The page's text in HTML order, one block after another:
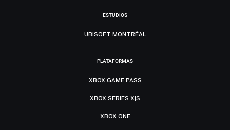
ESTUDIOS
UBISOFT MONTRÉAL
PLATAFORMAS
XBOX GAME PASS
XBOX SERIES X|S
XBOX ONE